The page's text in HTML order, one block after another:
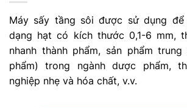
Máy sấy tầng sôi được sử dụng
dạng hạt có kích thước 0,1-6 mm,
nhanh thành phẩm, sản phẩm
phẩm) trong ngành dược phẩm,
nghiệp nhẹ và hóa chất, v.v.